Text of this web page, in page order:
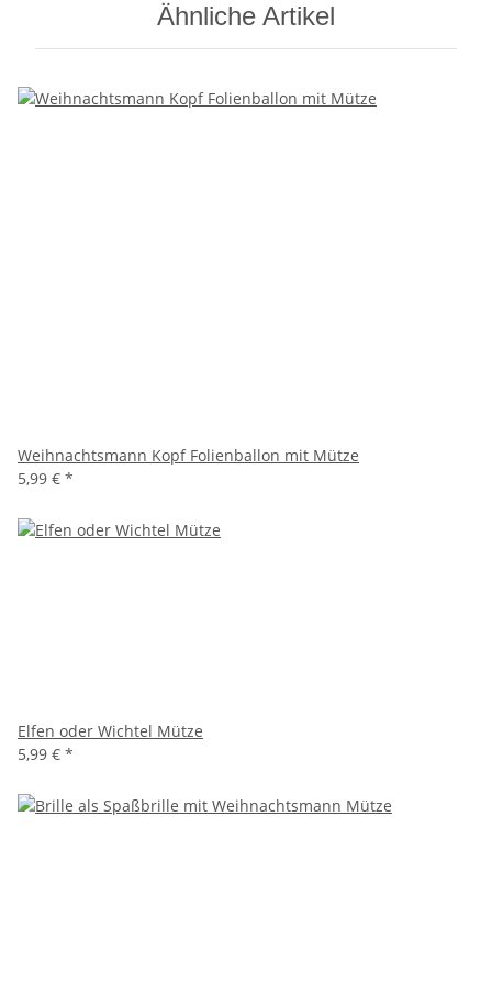
Ähnliche Artikel
Weihnachtsmann Kopf Folienballon mit Mütze
5,99 € *
Elfen oder Wichtel Mütze
5,99 € *